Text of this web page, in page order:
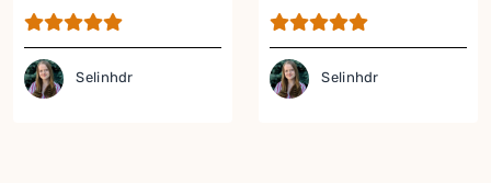
Selinhdr Selinhdr